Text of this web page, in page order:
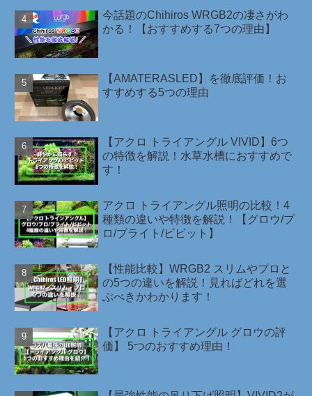
今話題のChihiros WRGB2の凄さがわ
かる！【おすすめする7つの理由】
【AMATERASLED】を徹底評価！お
すすめする5つの理由
【アクロ トライアングル VIVID】6つ
の特徴を解説！水草水槽におすすめで
す！
アクロ トライアングル照明の比較！4
種類の違いや特徴を解説！【グロウ/プ
ロ/ブライト/ビビット】
【性能比較】WRGB2 スリムやプロと
の5つの違いを解説！見ればどれを選
ぶべきかわかります！
【アクロ トライアングル グロウの評
価】 5つのおすすめ理由！